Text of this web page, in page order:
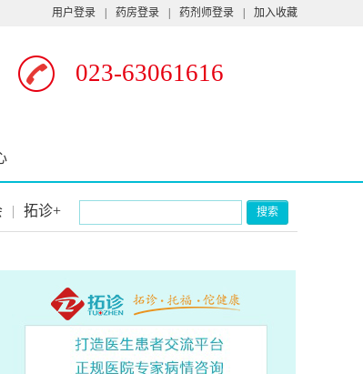
用户登录 药房登录 药剂师登录 加入收藏
023-63061616
| 拓诊+ 搜索